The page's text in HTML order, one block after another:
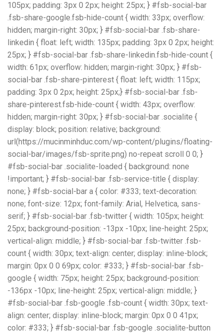
105px; padding: 3px 0 2px; height: 25px; } #fsb-social-bar
.fsb-share-google.fsb-hide-count { width: 33px; overflow:
hidden; margin-right: 30px; } #fsb-social-bar .fsb-share-
linkedin { float: left; width: 135px; padding: 3px 0 2px; height:
25px; } #fsb-social-bar .fsb-share-linkedin.fsb-hide-count {
width: 61px; overflow: hidden; margin-right: 30px; } #fsb-
social-bar .fsb-share-pinterest { float: left; width: 115px;
padding: 3px 0 2px; height: 25px;} #fsb-social-bar .fsb-
share-pinterest.fsb-hide-count { width: 43px; overflow:
hidden; margin-right: 30px; } #fsb-social-bar .socialite {
display: block; position: relative; background:
url(https://mucinminhduc.com/wp-content/plugins/floating-
social-bar/images/fsb-sprite.png) no-repeat scroll 0 0; }
#fsb-social-bar .socialite-loaded { background: none
!important; } #fsb-social-bar .fsb-service-title { display:
none; } #fsb-social-bar a { color: #333; text-decoration:
none; font-size: 12px; font-family: Arial, Helvetica, sans-
serif; } #fsb-social-bar .fsb-twitter { width: 105px; height:
25px; background-position: -13px -10px; line-height: 25px;
vertical-align: middle; } #fsb-social-bar .fsb-twitter .fsb-
count { width: 30px; text-align: center; display: inline-block;
margin: 0px 0 0 69px; color: #333; } #fsb-social-bar .fsb-
google { width: 75px; height: 25px; background-position:
-136px -10px; line-height: 25px; vertical-align: middle; }
#fsb-social-bar .fsb-google .fsb-count { width: 30px; text-
align: center; display: inline-block; margin: 0px 0 0 41px;
color: #333; } #fsb-social-bar .fsb-google .socialite-button